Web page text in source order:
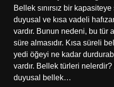
Bellek sınırsız bir
duyusal ve kısa vadeli
vardır. Bunun nedeni, bu tür
süre almasıdır. Kısa süreli
yedi öğeyi ne kadar
vardır. Bellek türleri
duyusal bellek…